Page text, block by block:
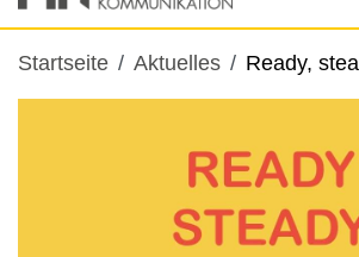
Pfadnavigation
Startseite Aktuelles Ready,